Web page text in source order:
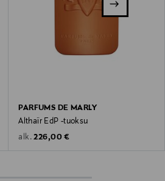
PARFUMS DE MARLY
Althaïr EdP -tuoksu
alk. Original Price
226,00 €